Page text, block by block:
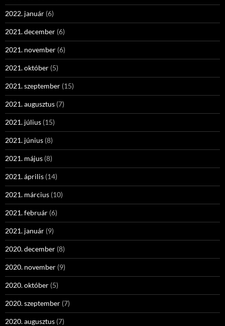
2022. január (6)
2021. december (6)
2021. november (6)
2021. október (5)
2021. szeptember (15)
2021. augusztus (7)
2021. július (15)
2021. június (8)
2021. május (8)
2021. április (14)
2021. március (10)
2021. február (6)
2021. január (9)
2020. december (8)
2020. november (9)
2020. október (5)
2020. szeptember (7)
2020. augusztus (7)